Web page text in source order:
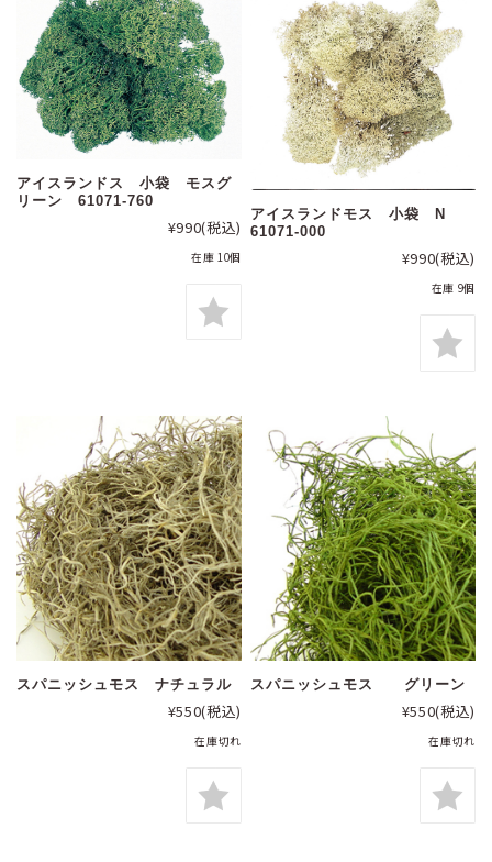
アイスランドス 小袋 モスグ
リーン 61071-760
¥990(税込)
在庫 10個
アイスランドモス 小袋 N
61071-000
¥990(税込)
在庫 9個
スパニッシュモス ナチュラル
¥550(税込)
在庫切れ
スパニッシュモス グリーン
¥550(税込)
在庫切れ